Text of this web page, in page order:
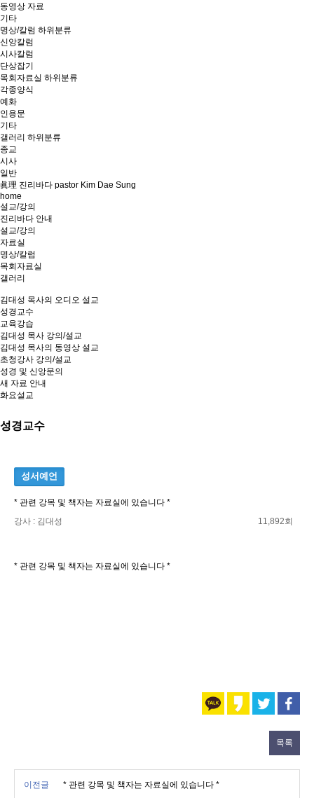
동영상 자료
기타
명상/칼럼 하위분류
신앙칼럼
시사칼럼
단상잡기
목회자료실 하위분류
각종양식
예화
인용문
기타
갤러리 하위분류
종교
시사
일반
眞理 진리바다 pastor Kim Dae Sung
home
설교/강의
진리바다 안내
설교/강의
자료실
명상/칼럼
목회자료실
갤러리
김대성 목사의 오디오 설교
성경교수
교육강습
김대성 목사 강의/설교
김대성 목사의 동영상 설교
초청강사 강의/설교
성경 및 신앙문의
새 자료 안내
화요설교
성경교수
성서예언
* 관련 강목 및 책자는 자료실에 있습니다 *
강사 : 김대성
11,892회
* 관련 강목 및 책자는 자료실에 있습니다 *
목록
이전글 * 관련 강목 및 책자는 자료실에 있습니다 *